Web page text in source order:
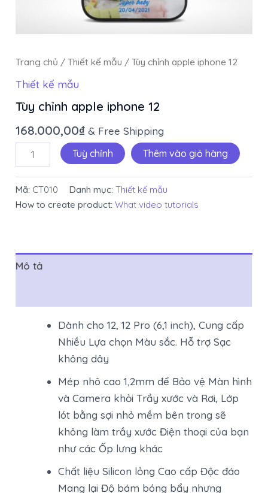
Trang chủ /Thiết kế mẫu / Tùy chỉnh apple iphone 12
Thiết kế mẫu
Tùy chỉnh apple iphone 12
168.000,00₫ & Free Shipping
Tuỳ chỉnh Thêm vào giỏ hàng
Mã: CT010 Danh mục:Thiết kế mẫu
How to create product:What video tutorials
Mô tả
Dành cho 12, 12 Pro (6,1 inch), Cung cấp
Nhiều Lựa chọn Màu sắc. Hỗ trợ Sạc
không dây
Mép nhô cao 1,2mm để Bảo vệ Màn hình
và Camera khỏi Trầy xước và Rơi, Lớp
lót bằng sợi nhỏ mềm bên trong sẽ
không làm trầy xước Điện thoại của bạn
như các Ốp lưng khác
Chất liệu Silicon lỏng Cao cấp Độc đáo
Mang lại Độ bám bóng bẩy nhưng